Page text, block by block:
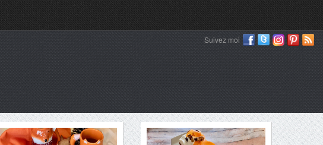
Suivez moi